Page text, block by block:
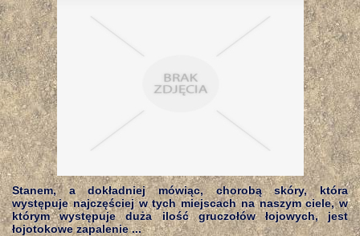
Stanem, a dokładniej mówiąc, chorobą skóry, która
występuje najczęściej w tych miejscach na naszym ciele, w
którym występuje duża ilość gruczołów łojowych, jest
łojotokowe zapalenie ...